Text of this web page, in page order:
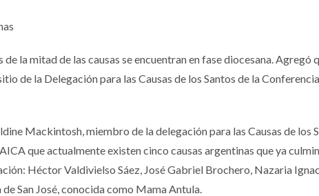
la mitad de las causas se encuentran en fase diocesana. Agregó
de la Delegación para las Causas de los Santos de la
Mackintosh, miembro de la delegación para las Causas de los
que actualmente existen cinco causas argentinas que ya
Héctor Valdivielso Sáez, José Gabriel Brochero, Nazaria
San José, conocida como Mama Antula.